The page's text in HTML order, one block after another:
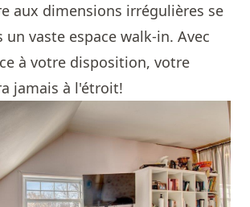
aux dimensions irrégulières se
un vaste espace walk-in. Avec
à votre disposition, votre
jamais à l'étroit!